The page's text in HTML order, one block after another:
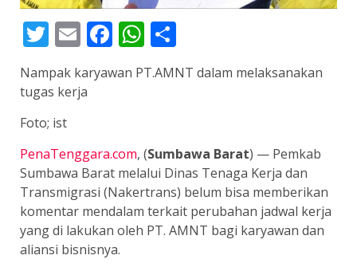
Twitter
EmailFacebook
WhatsApp
Nampak karyawan PT.AMNT dalam melaksanakan
tugas kerja
Foto; ist
PenaTenggara.com, (Sumbawa Barat) — Pemkab
Sumbawa Barat melalui Dinas Tenaga Kerja dan
Transmigrasi (Nakertrans) belum bisa memberikan
komentar mendalam terkait perubahan jadwal kerja
yang di lakukan oleh PT. AMNT bagi karyawan dan
aliansi bisnisnya.